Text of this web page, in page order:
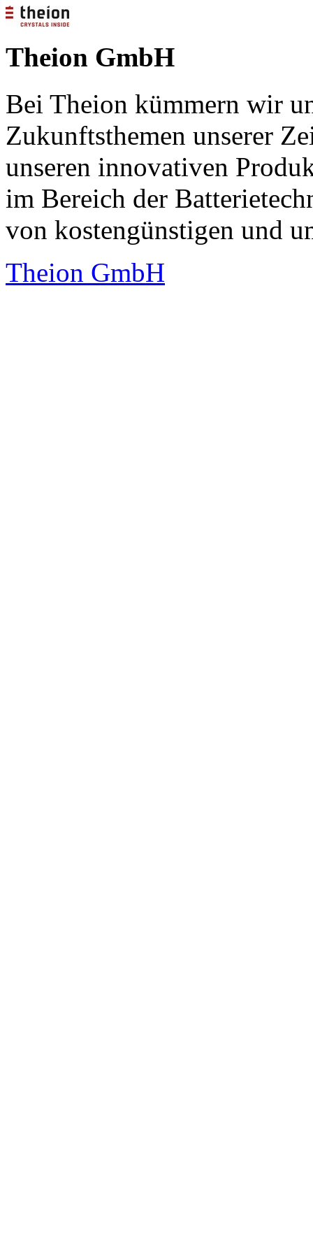
Theion GmbH
Bei Theion kümmern wir
Zukunftsthemen unserer
unseren innovativen
im Bereich der
von kostengünstigen und
Theion GmbH